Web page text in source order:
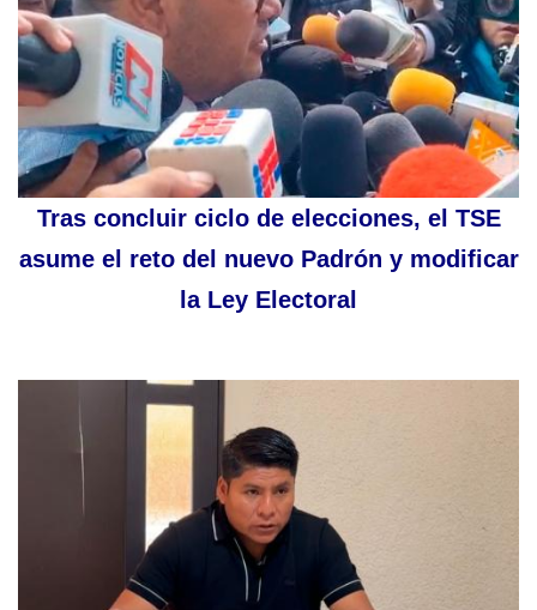
Tras concluir ciclo de elecciones, el TSE
asume el reto del nuevo Padrón y modificar
la Ley Electoral